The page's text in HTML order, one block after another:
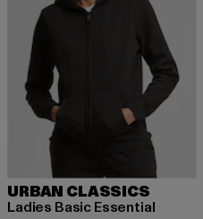
URBAN CLASSICS
Ladies Basic Essential